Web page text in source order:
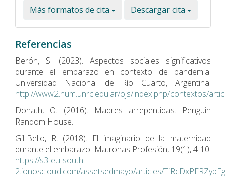
Más formatos de cita Descargar cita
Referencias
Berón, S. (2023). Aspectos sociales significativos
durante el embarazo en contexto de pandemia.
Universidad Nacional de Río Cuarto, Argentina.
http://www2.hum.unrc.edu.ar/ojs/index.php/contextos/
Donath, O. (2016). Madres arrepentidas. Penguin
Random House.
Gil-Bello, R. (2018). El imaginario de la maternidad
durante el embarazo. Matronas Profesión, 19(1), 4-10.
https://s3-eu-south-
2.ionoscloud.com/assetsedmayo/articles/